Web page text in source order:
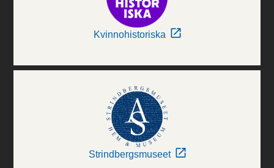
Kvinnohistoriska
Strindbergsmuseet